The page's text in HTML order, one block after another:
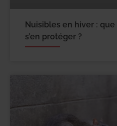
Nuisibles en hiver :
s’en protéger ?